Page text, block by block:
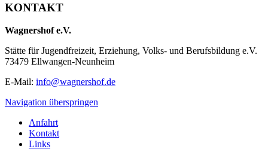
KONTAKT
Wagnershof e.V.
Stätte für Jugendfreizeit, Erziehung, Volks- und Berufsbildung e.V.
73479 Ellwangen-Neunheim
E-Mail: info@wagnershof.de
Navigation überspringen
Anfahrt
Kontakt
Links